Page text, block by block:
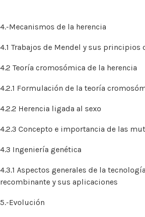
4.-Mecanismos de la herencia
4.1 Trabajos de Mendel y sus principios
4.2 Teoría cromosómica de la herencia
4.2.1 Formulación de la teoría
4.2.2 Herencia ligada al sexo
4.2.3 Concepto e importancia de las
4.3 Ingeniería genética
4.3.1 Aspectos generales de la
recombinante y sus aplicaciones
5.-Evolución